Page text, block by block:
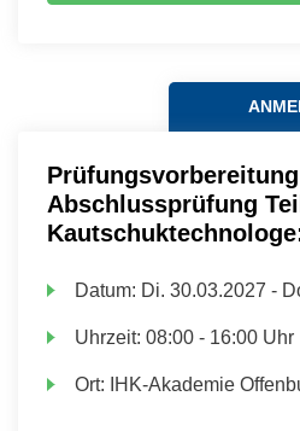
Abschlussprüfung
Datum: Di. 30.03.2027 -
Uhrzeit:08:00 - 16:00 Uhr
Ort: IHK-Akademie